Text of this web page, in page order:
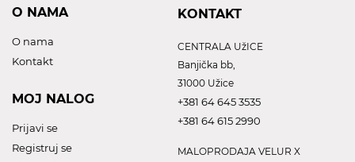
O NAMA
O nama
Kontakt
MOJ NALOG
Prijavi se
Registruj se
KONTAKT
CENTRALA UžICE
Banjička bb,
31000 Užice
+381 64 645 3535
+381 64 615 2990
MALOPRODAJA VELUR X